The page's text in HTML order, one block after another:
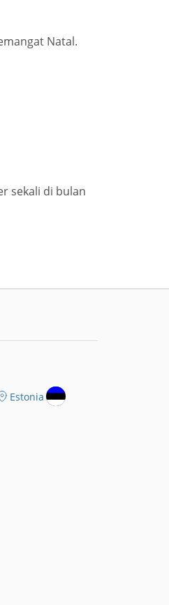
Natal.
sekali di bulan
Estonia